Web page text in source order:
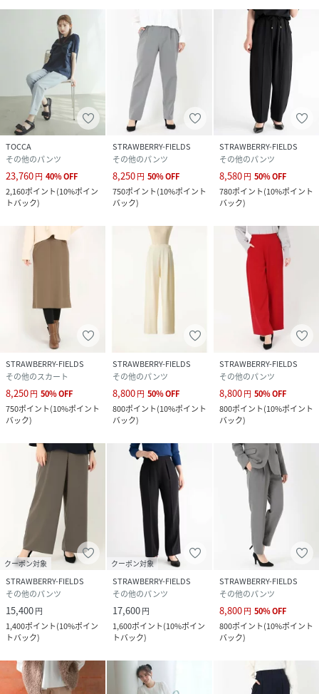
TOCCA
その他のパンツ
23,760円 40%OFF
2,160ポイント(10%ポイン
トバック)
STRAWBERRY-FIELDS
その他のパンツ
8,250円 50%OFF
750ポイント(10%ポイント
バック)
STRAWBERRY-FIELDS
その他のパンツ
8,580円 50%OFF
780ポイント(10%ポイント
バック)
STRAWBERRY-FIELDS
その他のスカート
8,250円 50%OFF
750ポイント(10%ポイント
バック)
STRAWBERRY-FIELDS
その他のパンツ
8,800円 50%OFF
800ポイント(10%ポイント
バック)
STRAWBERRY-FIELDS
その他のパンツ
8,800円 50%OFF
800ポイント(10%ポイント
バック)
クーポン対象
STRAWBERRY-FIELDS
その他のパンツ
15,400円
1,400ポイント(10%ポイン
トバック)
クーポン対象
STRAWBERRY-FIELDS
その他のパンツ
17,600円
1,600ポイント(10%ポイン
トバック)
STRAWBERRY-FIELDS
その他のパンツ
8,800円 50%OFF
800ポイント(10%ポイント
バック)